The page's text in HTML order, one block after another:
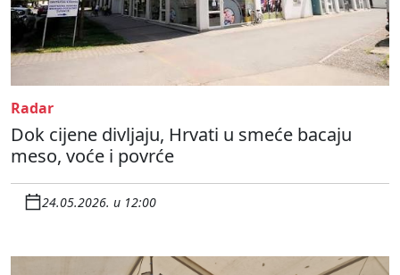
Radar
Dok cijene divljaju, Hrvati u smeće bacaju
meso, voće i povrće
24.05.2026. u 12:00